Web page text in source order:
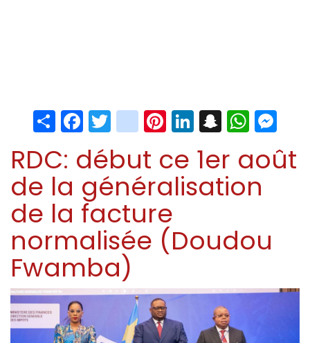
ShareFacebook
Twitter
instagram
Pinterest
LinkedIn
Snapchat
RDC: début ce 1er août
de la généralisation
de la facture
normalisée (Doudou
Fwamba)